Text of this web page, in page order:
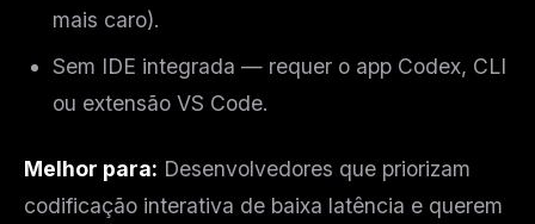
mais caro).
Sem IDE integrada — requer o app Codex, CLI
ou extensão VS Code.
Melhor para: Desenvolvedores que priorizam
codificação interativa de baixa latência e querem